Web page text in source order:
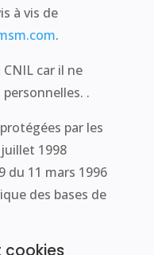
à vis de
.
CNIL car il ne
.
par les
1998
du 11 mars 1996
des bases de
cookies